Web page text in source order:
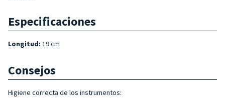
Especificaciones
Longitud: 19 cm
Consejos
Higiene correcta de los instrumentos: